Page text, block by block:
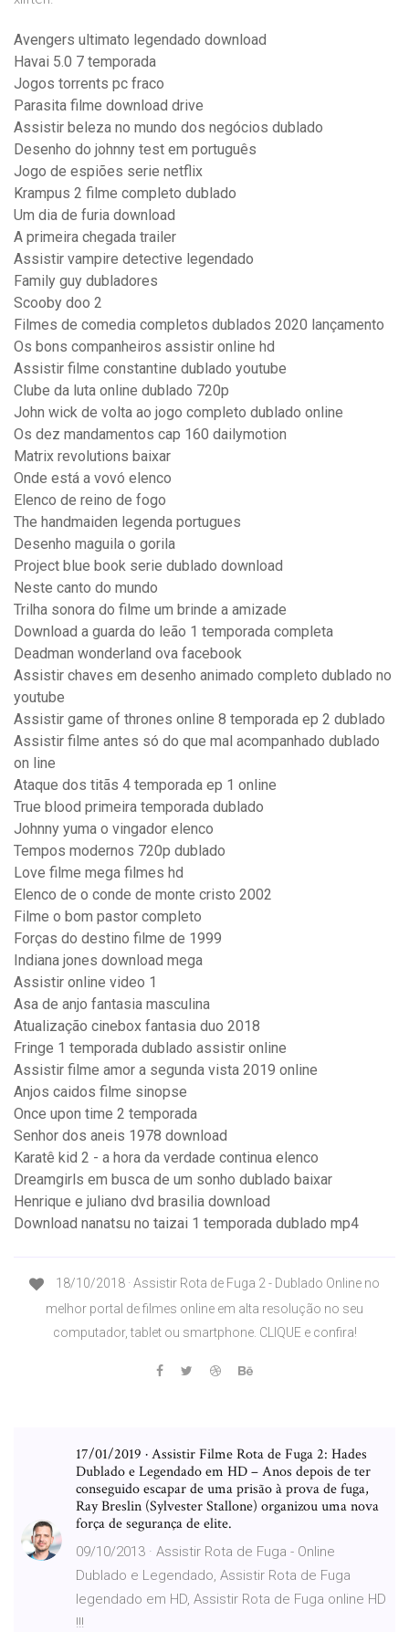
Avengers ultimato legendado download
Havai 5.0 7 temporada
Jogos torrents pc fraco
Parasita filme download drive
Assistir beleza no mundo dos negócios dublado
Desenho do johnny test em português
Jogo de espiões serie netflix
Krampus 2 filme completo dublado
Um dia de furia download
A primeira chegada trailer
Assistir vampire detective legendado
Family guy dubladores
Scooby doo 2
Filmes de comedia completos dublados 2020 lançamento
Os bons companheiros assistir online hd
Assistir filme constantine dublado youtube
Clube da luta online dublado 720p
John wick de volta ao jogo completo dublado online
Os dez mandamentos cap 160 dailymotion
Matrix revolutions baixar
Onde está a vovó elenco
Elenco de reino de fogo
The handmaiden legenda portugues
Desenho maguila o gorila
Project blue book serie dublado download
Neste canto do mundo
Trilha sonora do filme um brinde a amizade
Download a guarda do leão 1 temporada completa
Deadman wonderland ova facebook
Assistir chaves em desenho animado completo dublado no
youtube
Assistir game of thrones online 8 temporada ep 2 dublado
Assistir filme antes só do que mal acompanhado dublado
on line
Ataque dos titãs 4 temporada ep 1 online
True blood primeira temporada dublado
Johnny yuma o vingador elenco
Tempos modernos 720p dublado
Love filme mega filmes hd
Elenco de o conde de monte cristo 2002
Filme o bom pastor completo
Forças do destino filme de 1999
Indiana jones download mega
Assistir online video 1
Asa de anjo fantasia masculina
Atualização cinebox fantasia duo 2018
Fringe 1 temporada dublado assistir online
Assistir filme amor a segunda vista 2019 online
Anjos caidos filme sinopse
Once upon time 2 temporada
Senhor dos aneis 1978 download
Karatê kid 2 - a hora da verdade continua elenco
Dreamgirls em busca de um sonho dublado baixar
Henrique e juliano dvd brasilia download
Download nanatsu no taizai 1 temporada dublado mp4
18/10/2018 · Assistir Rota de Fuga 2 - Dublado Online no
melhor portal de filmes online em alta resolução no seu
computador, tablet ou smartphone. CLIQUE e confira!
17/01/2019 · Assistir Filme Rota de Fuga 2: Hades
Dublado e Legendado em HD – Anos depois de ter
conseguido escapar de uma prisão à prova de fuga,
Ray Breslin (Sylvester Stallone) organizou uma nova
força de segurança de elite.
09/10/2013 · Assistir Rota de Fuga - Online
Dublado e Legendado, Assistir Rota de Fuga
legendado em HD, Assistir Rota de Fuga online HD
!!!